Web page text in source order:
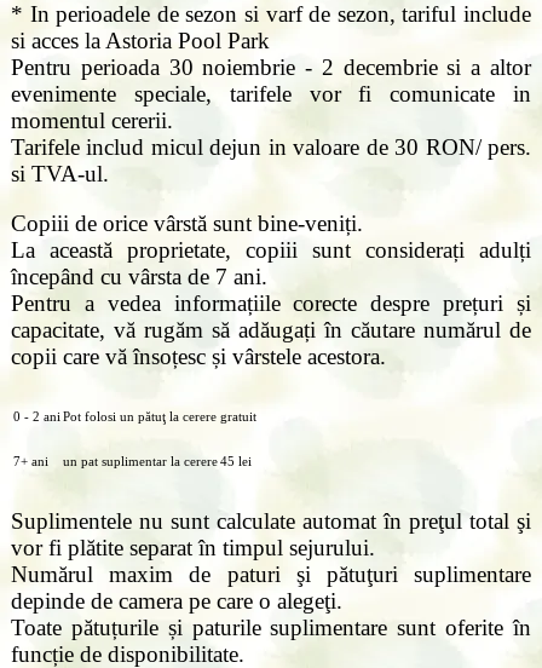
* In perioadele de sezon si varf de sezon, tariful include
si acces la Astoria Pool Park
Pentru perioada 30 noiembrie - 2 decembrie si a altor
evenimente speciale, tarifele vor fi comunicate in
momentul cererii.
Tarifele includ micul dejun in valoare de 30 RON/ pers.
si TVA-ul.
Copiii de orice vârstă sunt bine-veniți.
La această proprietate, copiii sunt considerați adulți
începând cu vârsta de 7 ani.
Pentru a vedea informațiile corecte despre prețuri și
capacitate, vă rugăm să adăugați în căutare numărul de
copii care vă însoțesc și vârstele acestora.
0 - 2 ani Pot folosi un pătuţ la cerere gratuit
7+ ani un pat suplimentar la cerere45 lei
Suplimentele nu sunt calculate automat în preţul total şi
vor fi plătite separat în timpul sejurului.
Numărul maxim de paturi şi pătuţuri suplimentare
depinde de camera pe care o alegeţi.
Toate pătuțurile și paturile suplimentare sunt oferite în
funcție de disponibilitate.